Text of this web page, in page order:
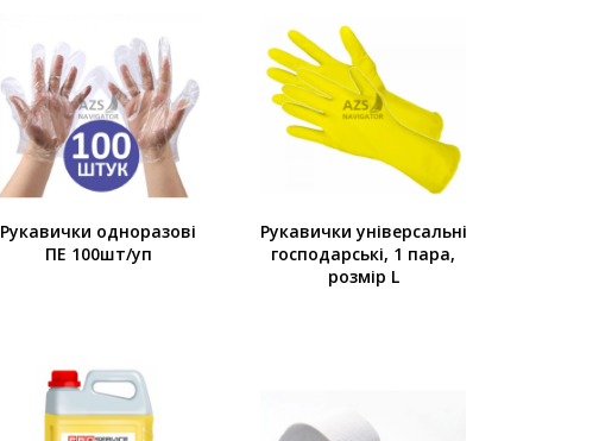
Рукавички одноразові
ПЕ 100шт/уп
Рукавички універсальні
господарські, 1 пара,
розмір L